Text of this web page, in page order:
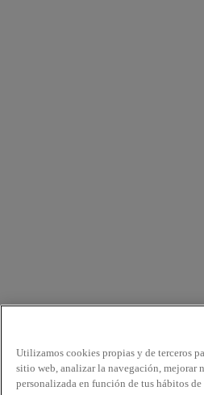
Utilizamos cookies propias y de terceros
sitio web, analizar la navegación, mejorar
personalizada en función de tus hábitos